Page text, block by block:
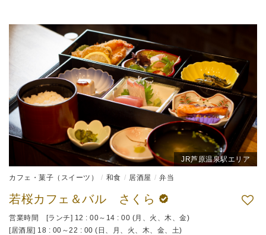
JR芦原温泉駅エリア
カフェ・菓子（スイーツ） 和食 居酒屋 弁当
若桜カフェ＆バル さくら
営業時間 [ランチ] 12 : 00～14 : 00 (月、火、木、金)
[居酒屋] 18 : 00～22 : 00 (日、月、火、木、金、土)